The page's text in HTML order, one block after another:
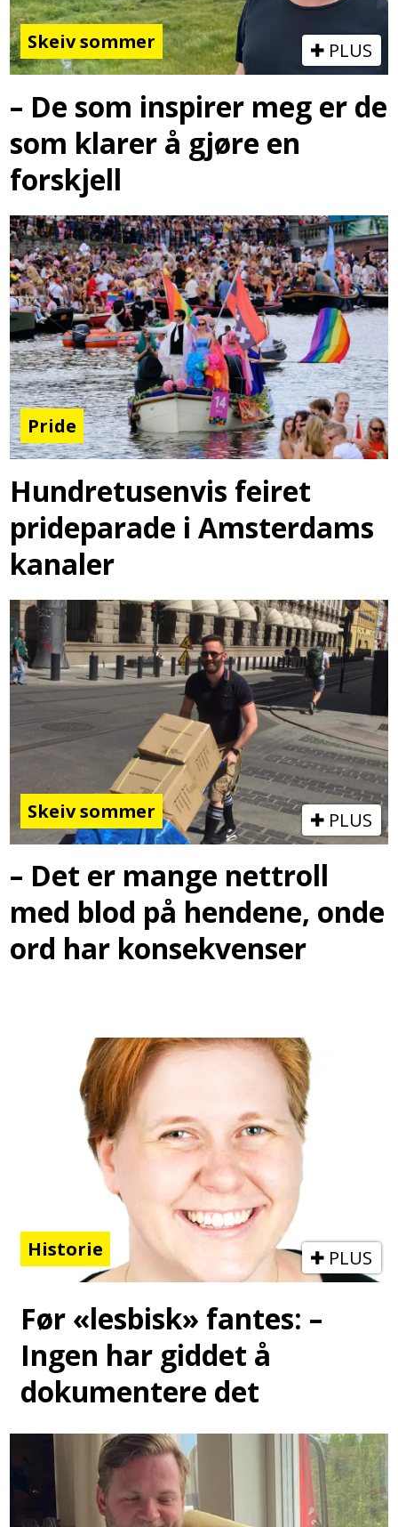
Skeiv sommer PLUS
– De som inspirer meg er de
som klarer å gjøre en
forskjell
Pride
Hundretusenvis feiret
prideparade i Amsterdams
kanaler
Skeiv sommer PLUS
– Det er mange nettroll
med blod på hendene, onde
ord har konsekvenser
Historie PLUS
Før «lesbisk» fantes: –
Ingen har giddet å
dokumentere det